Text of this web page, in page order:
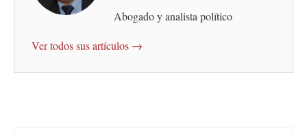
Abogado y analista político
Ver todos sus artículos →